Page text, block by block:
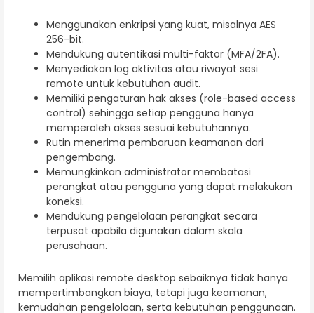
Menggunakan enkripsi yang kuat, misalnya AES
256-bit.
Mendukung autentikasi multi-faktor (MFA/2FA).
Menyediakan log aktivitas atau riwayat sesi
remote untuk kebutuhan audit.
Memiliki pengaturan hak akses (role-based access
control) sehingga setiap pengguna hanya
memperoleh akses sesuai kebutuhannya.
Rutin menerima pembaruan keamanan dari
pengembang.
Memungkinkan administrator membatasi
perangkat atau pengguna yang dapat melakukan
koneksi.
Mendukung pengelolaan perangkat secara
terpusat apabila digunakan dalam skala
perusahaan.
Memilih aplikasi remote desktop sebaiknya tidak hanya
mempertimbangkan biaya, tetapi juga keamanan,
kemudahan pengelolaan, serta kebutuhan penggunaan.